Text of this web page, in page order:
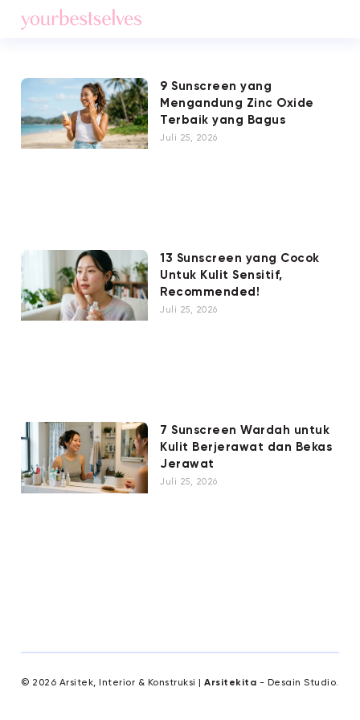
9 Sunscreen yang
Mengandung Zinc Oxide
Terbaik yang Bagus
Juli 25, 2026
13 Sunscreen yang Cocok
Untuk Kulit Sensitif,
Recommended!
Juli 25, 2026
7 Sunscreen Wardah untuk
Kulit Berjerawat dan Bekas
Jerawat
Juli 25, 2026
© 2026 Arsitek, Interior & Konstruksi |Arsitekita - Desain Studio.